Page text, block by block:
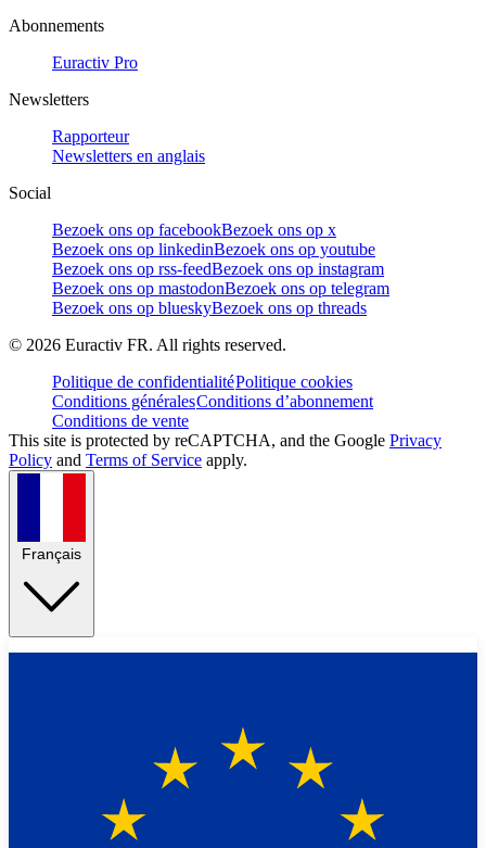
Abonnements
Euractiv Pro
Newsletters
Rapporteur
Newsletters en anglais
Social
Bezoek ons op facebookBezoek ons op x
Bezoek ons op linkedinBezoek ons op youtube
Bezoek ons op rss-feedBezoek ons op instagram
Bezoek ons op mastodonBezoek ons op telegram
Bezoek ons op blueskyBezoek ons op threads
© 2026 Euractiv FR. All rights reserved.
Politique de confidentialitéPolitique cookies
Conditions généralesConditions d’abonnement
Conditions de vente
This site is protected by reCAPTCHA, and the Google Privacy
Policy and Terms of Service apply.
Français